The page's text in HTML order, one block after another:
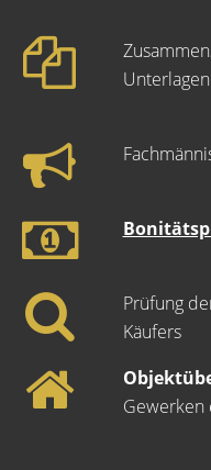
Unterlagen
Prüfung
Käufers
Gewerken